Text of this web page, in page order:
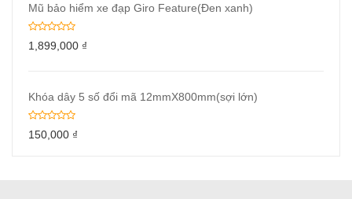
Mũ bảo hiểm xe đạp Giro Feature(Đen xanh)
1,899,000 ₫
Khóa dây 5 số đổi mã 12mmX800mm(sợi lớn)
150,000 ₫